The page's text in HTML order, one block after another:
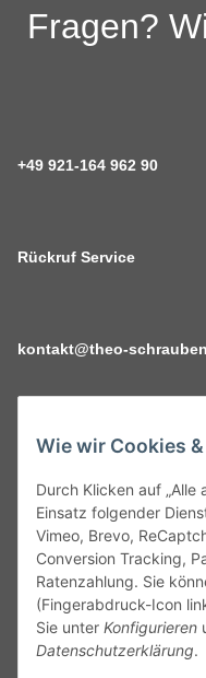
Wie wir Cookies
Durch Klicken auf „Alle
Einsatz folgender
Vimeo, Brevo,
Conversion Tracking,
Ratenzahlung. Sie
(Fingerabdruck-Icon
Sie unter Konfigurieren
Datenschutzerklärung.
Fragen?
+49 921-164 962 90
Rückruf Service
kontakt@theo-
Service
Gesetzliche
Alle technischen
Angaben vorbehalten.